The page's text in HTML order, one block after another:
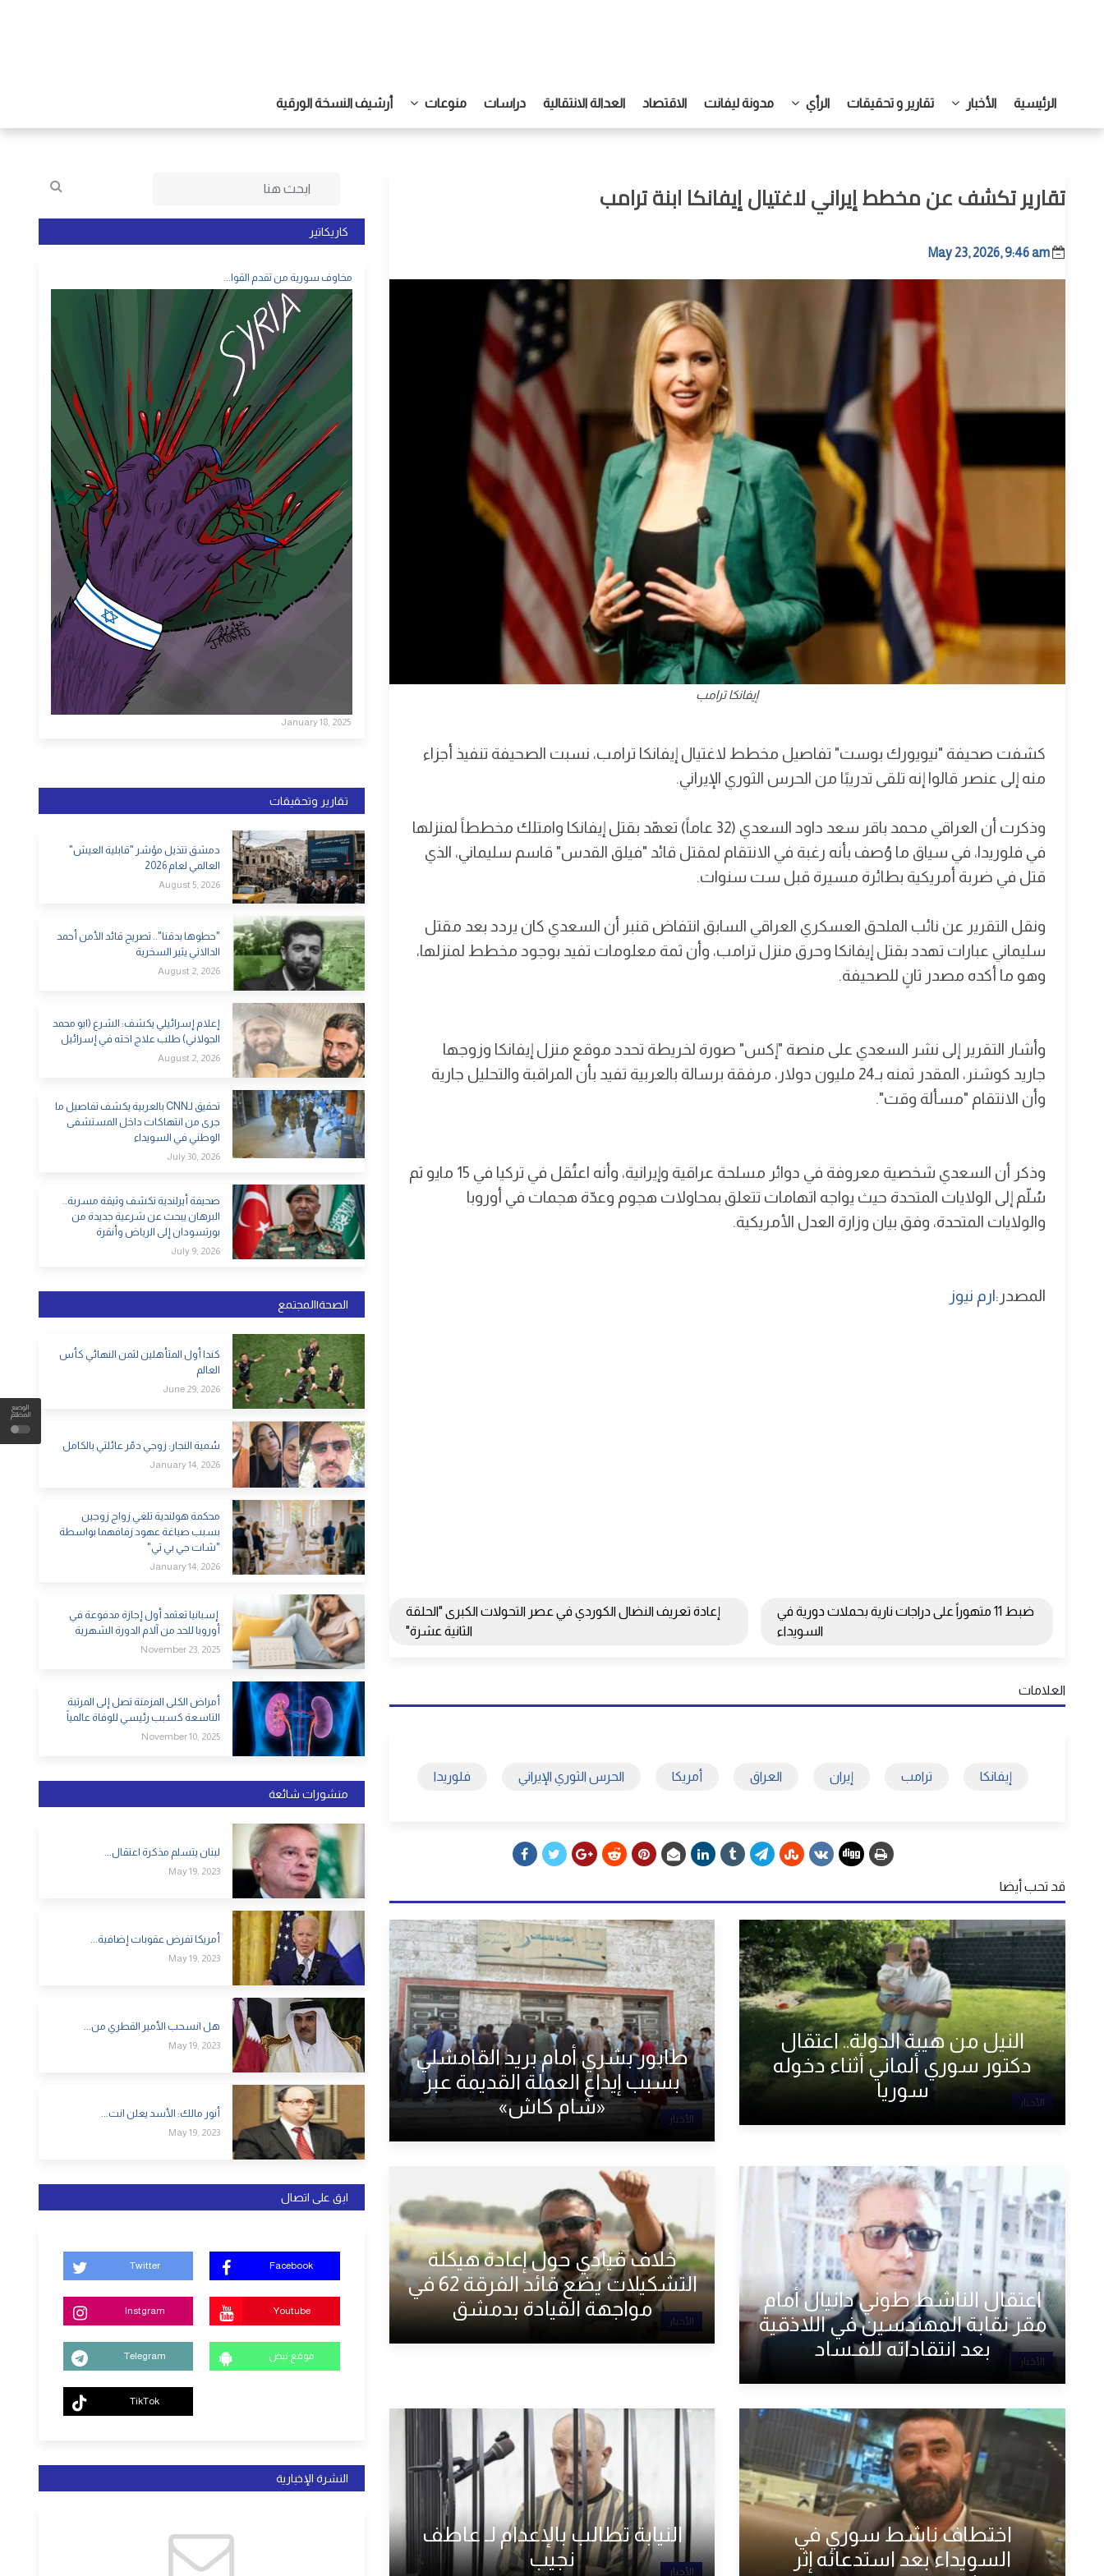
الوضع
المظلم
الرئيسية الأخبار تقارير و تحقيقات الرأي مدونة ليفانت الاقتصاد العدالة الانتقالية دراسات منوعات أرشيف النسخة الورقية
تقارير تكشف عن مخطط إيراني لاغتيال إيفانكا ابنة ترامب
May 23, 2026, 9:46 am
إيفانكا ترامب
كشفت صحيفة "نيويورك بوست" تفاصيل مخطط لاغتيال إيفانكا ترامب، نسبت الصحيفة تنفيذ أجزاء
منه إلى عنصر قالوا إنه تلقى تدريبًا من الحرس الثوري الإيراني.
وذكرت أن العراقي محمد باقر سعد داود السعدي (32 عاماً) تعهّد بقتل إيفانكا وامتلك مخططاً لمنزلها
في فلوريدا، في سياق ما وُصف بأنه رغبة في الانتقام لمقتل قائد "فيلق القدس" قاسم سليماني، الذي
قتل في ضربة أمريكية بطائرة مسيرة قبل ست سنوات.
ونقل التقرير عن نائب الملحق العسكري العراقي السابق انتفاض قنبر أن السعدي كان يردد بعد مقتل
سليماني عبارات تهدد بقتل إيفانكا وحرق منزل ترامب، وأن ثمة معلومات تفيد بوجود مخطط لمنزلها،
وهو ما أكده مصدر ثانٍ للصحيفة.
وأشار التقرير إلى نشر السعدي على منصة "إكس" صورة لخريطة تحدد موقع منزل إيفانكا وزوجها
جاريد كوشنر، المقدر ثمنه بـ24 مليون دولار، مرفقة برسالة بالعربية تفيد بأن المراقبة والتحليل جارية
وأن الانتقام "مسألة وقت".
وذكر أن السعدي شخصية معروفة في دوائر مسلحة عراقية وإيرانية، وأنه اعتُقل في تركيا في 15 مايو ثم
سُلّم إلى الولايات المتحدة حيث يواجه اتهامات تتعلق بمحاولات هجوم وعدّة هجمات في أوروبا
والولايات المتحدة، وفق بيان وزارة العدل الأمريكية.
المصدر:ارم نيوز
ضبط 11 متهوراً على دراجات نارية بحملات دورية في
السويداء
إعادة تعريف النضال الكوردي في عصر التحولات الكبرى "الحلقة
الثانية عشرة"
العلامات
إيفانكا ترامب إيران العراق أمريكا الحرس الثوري الإيراني فلوريدا
قد تحب أيضا
الأخبار
النيل من هيبة الدولة.. اعتقال
دكتور سوري ألماني أثناء دخوله
سوريا
الأخبار
طابور بشري أمام بريد القامشلي
بسبب إيداع العملة القديمة عبر
«شام كاش»
الأخبار
اعتقال الناشط طوني دانيال أمام
مقر نقابة المهندسين في اللاذقية
بعد انتقاداته للفـساد
الأخبار
خلاف قيادي حول إعادة هيكلة
التشكيلات يضع قائد الفرقة 62 في
مواجهة القيادة بدمشق
اختطاف ناشط سوري في
السويداء بعد استدعائه إثر
الأخبار
النيابة تطالب بالإعدام لـ عاطف
نجيب
كاريكاتير
مخاوف سورية من تقدم القوا...
January 18, 2025
تقارير وتحقيقات
دمشق تتذيل مؤشر "قابلية العيش"
العالمي لعام 2026
August 5, 2026
"حطوها بدقنا".. تصريح قائد الأمن أحمد
الدالاتي يثير السخرية
August 2, 2026
إعلام إسرائيلي يكشف: الشرع (ابو محمد
الجولاني) طلب علاج اخته في إسرائيل
August 2, 2026
تحقيق لـCNN بالعربية يكشف تفاصيل ما
جرى من انتهاكات داخل المستشفى
الوطني في السويداء
July 30, 2026
صحيفة أيرلندية تكشف وثيقة مسربة..
البرهان يبحث عن شرعية جديدة من
بورتسودان إلى الرياض وأنقرة
July 9, 2026
الصحة|المجتمع
كندا أول المتأهلين لثمن النهائي كأس
العالم
June 29, 2026
سُمية النجار: زوجي دمّر عائلتي بالكامل
January 14, 2026
محكمة هولندية تلغي زواج زوجين
بسبب صياغة عهود زفافهما بواسطة
"شات جي بي تي"
January 14, 2026
إسبانيا تعتمد أول إجازة مدفوعة في
أوروبا للحد من آلام الدورة الشهرية
November 23, 2025
أمراض الكلى المزمنة تصل إلى المرتبة
التاسعة كسبب رئيسي للوفاة عالمياً
November 10, 2025
منشورات شائعة
لبنان يتسلم مذكرة اعتقال...
May 19, 2023
أمريكا تفرض عقوبات إضافية...
May 19, 2023
هل انسحب الأمير القطري من...
May 19, 2023
أنور مالك: الأسد يعلن انت...
May 19, 2023
ابق على اتصال
Twitter Facebook
Instgram Youtube
Telegram موقع نبض
TikTok
النشرة الإخبارية